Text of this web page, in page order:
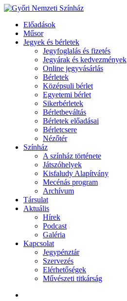
Előadások
Műsor
Jegyek és bérletek
Jegyfoglalás és fizetés
Jegyárak és kedvezmények
Online jegyvásárlás
Bérletek
Középsuli bérlet
Egyetemi bérlet
Sikerbérletek
Bérletbeváltás
Bérletek előadásai
Bérletcsere
Nézőtér
Színház
A színház története
Játszóhelyek
Kisfaludy Alapítvány
Mecénás program
Archívum
Társulat
Aktuális
Hírek
Podcast
Galéria
Kapcsolat
Jegypénztár
Szervezés
Elérhetőségek
Művészeti titkárság